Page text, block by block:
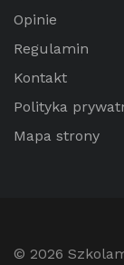
Opinie
Regulamin
Kontakt
Polityka
Mapa strony
© 2026